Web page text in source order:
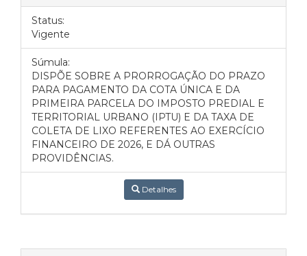
Status:
Vigente
Súmula:
DISPÕE SOBRE A PRORROGAÇÃO DO PRAZO
PARA PAGAMENTO DA COTA ÚNICA E DA
PRIMEIRA PARCELA DO IMPOSTO PREDIAL E
TERRITORIAL URBANO (IPTU) E DA TAXA DE
COLETA DE LIXO REFERENTES AO EXERCÍCIO
FINANCEIRO DE 2026, E DÁ OUTRAS
PROVIDÊNCIAS.
Detalhes